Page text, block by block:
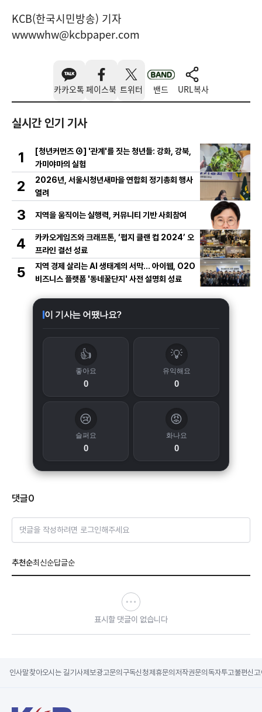
KCB(한국시민방송) 기자
wwwwhw@kcbpaper.com
카카오톡 페이스북 트위터 밴드 URL복사
실시간 인기 기사
1
[청년커먼즈 ④] '관계'를 짓는 청년들: 강화, 강북,
가미야마의 실험
2
2026년, 서울시청년새마을 연합회 정기총회 행사
열려
3 지역을 움직이는 실행력, 커뮤니티 기반 사회참여
4
카카오게임즈와 크래프톤, ‘펍지 클랜 컵 2024’ 오
프라인 결선 성료
5
지역 경제 살리는 AI 생태계의 서막... 아이웹, O2O
비즈니스 플랫폼 '동네꿀단지' 사전 설명회 성료
이 기사는 어땠나요?
👍
좋아요
0
💡
유익해요
0
😢
슬퍼요
0
😡
화나요
0
댓글0
댓글을 작성하려면 로그인해주세요
추천순최신순답글순
표시할 댓글이 없습니다
인사말찾아오시는 길기사제보광고문의 구독신청제휴문의 저작권문의 독자투고불편신고